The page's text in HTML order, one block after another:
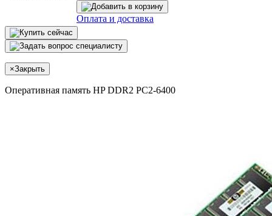
Оплата и доставка
×Закрыть
Оперативная память HP DDR2 PC2-6400